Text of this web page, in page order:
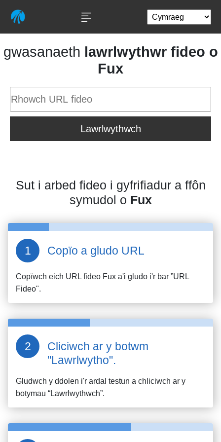
gwasanaeth lawrlwythwr fideo o
Fux
Lawrlwythwch
Sut i arbed fideo i gyfrifiadur a ffôn
symudol o Fux
Copïo a gludo URL
Copïwch eich URL fideo Fux a'i gludo i'r bar ”URL
Fideo".
Cliciwch ar y botwm
"Lawrlwytho".
Gludwch y ddolen i'r ardal testun a chliciwch ar y
botymau “Lawrlwythwch”.